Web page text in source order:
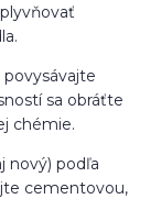
sa obráťte
chémie.
nový) podľa
cementovou,